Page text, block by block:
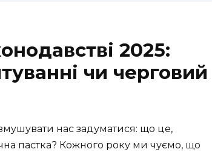
2025:
чи черговий
нас задуматися: що це,
пастка? Кожного року ми чуємо, що